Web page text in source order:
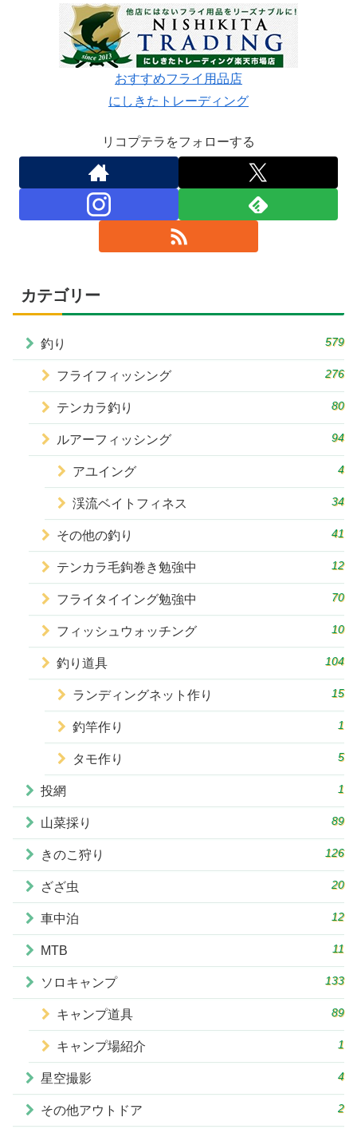
おすすめフライ用品店
にしきたトレーディング
リコプテラをフォローする
カテゴリー
釣り 579
フライフィッシング 276
テンカラ釣り 80
ルアーフィッシング 94
アユイング 4
渓流ベイトフィネス 34
その他の釣り 41
テンカラ毛鉤巻き勉強中 12
フライタイイング勉強中 70
フィッシュウォッチング 10
釣り道具 104
ランディングネット作り 15
釣竿作り 1
タモ作り 5
投網 1
山菜採り 89
きのこ狩り 126
ざざ虫 20
車中泊 12
MTB 11
ソロキャンプ 133
キャンプ道具 89
キャンプ場紹介 1
星空撮影 4
その他アウトドア 2